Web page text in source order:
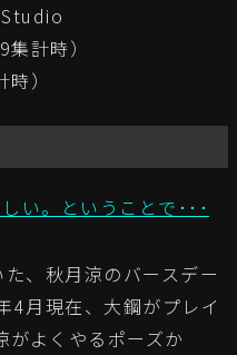
計時）
）
い。ということで･･･
、秋月涼のバースデー
4月現在、大鋼がプレイ
がよくやるポーズか